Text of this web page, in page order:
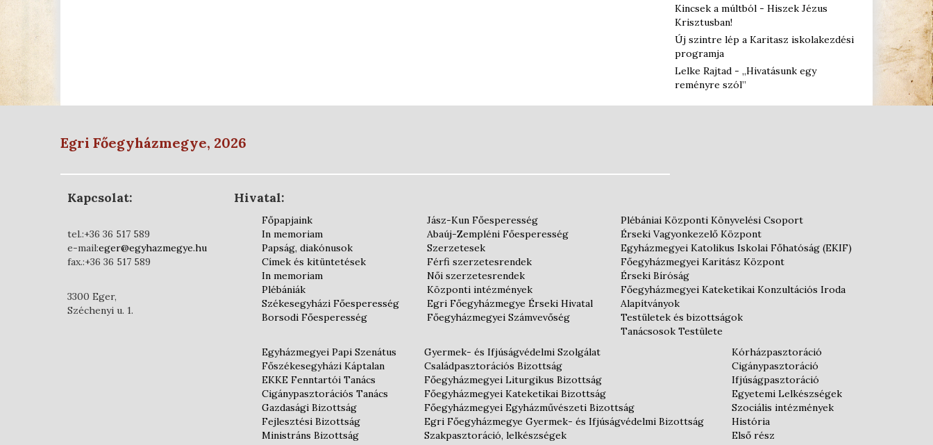
Kincsek a múltból - Hiszek Jézus
Krisztusban!
Új szintre lép a Karitasz iskolakezdési
programja
Lelke Rajtad - „Hivatásunk egy
reményre szól”
Egri Főegyházmegye, 2026
Kapcsolat:
tel.:+36 36 517 589
e-mail:eger@egyhazmegye.hu
fax.:+36 36 517 589
3300 Eger,
Széchenyi u. 1.
Hivatal:
Főpapjaink
In memoriam
Papság, diakónusok
Címek és kitüntetések
In memoriam
Plébániák
Székesegyházi Főesperesség
Borsodi Főesperesség
Jász-Kun Főesperesség
Abaúj-Zempléni Főesperesség
Szerzetesek
Férfi szerzetesrendek
Női szerzetesrendek
Központi intézmények
Egri Főegyházmegye Érseki Hivatal
Főegyházmegyei Számvevőség
Plébániai Központi Könyvelési Csoport
Érseki Vagyonkezelő Központ
Egyházmegyei Katolikus Iskolai Főhatóság (EKIF)
Főegyházmegyei Karitász Központ
Érseki Bíróság
Főegyházmegyei Kateketikai Konzultációs Iroda
Alapítványok
Testületek és bizottságok
Tanácsosok Testülete
Egyházmegyei Papi Szenátus
Főszékesegyházi Káptalan
EKKE Fenntartói Tanács
Cigánypasztorációs Tanács
Gazdasági Bizottság
Fejlesztési Bizottság
Ministráns Bizottság
Gyermek- és Ifjúságvédelmi Szolgálat
Családpasztorációs Bizottság
Főegyházmegyei Liturgikus Bizottság
Főegyházmegyei Kateketikai Bizottság
Főegyházmegyei Egyházművészeti Bizottság
Egri Főegyházmegye Gyermek- és Ifjúságvédelmi Bizottság
Szakpasztoráció, lelkészségek
Kórházpasztoráció
Cigánypasztoráció
Ifjúságpasztoráció
Egyetemi Lelkészségek
Szociális intézmények
História
Első rész